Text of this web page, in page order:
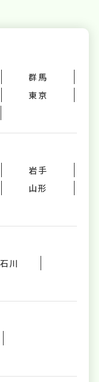
群馬
東京
岩手
山形
石川